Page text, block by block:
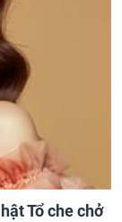
Tổ che chở